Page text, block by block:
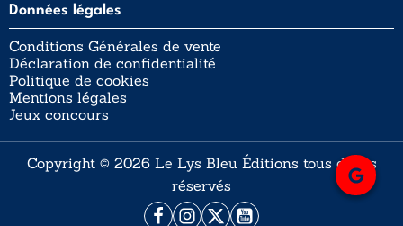
Données légales
Conditions Générales de vente
Déclaration de confidentialité
Politique de cookies
Mentions légales
Jeux concours
Copyright © 2026 Le Lys Bleu Éditions tous droits
réservés